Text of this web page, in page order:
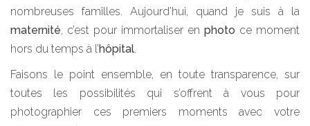
nombreuses familles. Aujourd’hui, quand je suis à la
maternité, c’est pour immortaliser en photo ce moment
hors du temps à l’hôpital.
Faisons le point ensemble, en toute transparence, sur
toutes les possibilités qui s’offrent à vous pour
photographier ces premiers moments avec votre